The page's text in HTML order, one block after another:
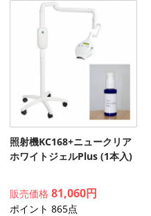
照射機KC168+ニュークリア
ホワイトジェルPlus (1本入)
販売価格 81,060円
ポイント 865点